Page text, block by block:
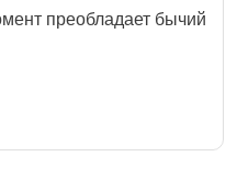
преобладает бычий